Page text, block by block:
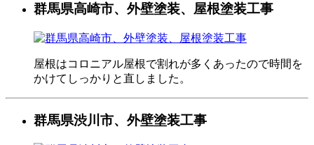
群馬県高崎市、外壁塗装、屋根塗装工事
屋根はコロニアル屋根で割れが多くあったので時間を
かけてしっかりと直しました。
群馬県渋川市、外壁塗装工事